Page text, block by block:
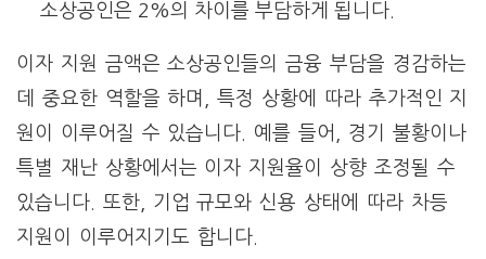
소상공인은 2%의 차이를 부담하게 됩니다.
이자 지원 금액은 소상공인들의 금융 부담을 경감하는
데 중요한 역할을 하며, 특정 상황에 따라 추가적인 지
원이 이루어질 수 있습니다. 예를 들어, 경기 불황이나
특별 재난 상황에서는 이자 지원율이 상향 조정될 수
있습니다. 또한, 기업 규모와 신용 상태에 따라 차등
지원이 이루어지기도 합니다.